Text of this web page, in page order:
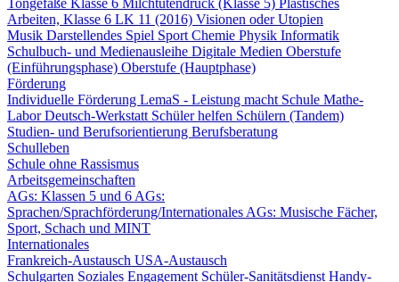
Tongefäße Klasse 6 Milchtütendruck (Klasse 5) Plastisches
Arbeiten, Klasse 6 LK 11 (2016) Visionen oder Utopien
Musik Darstellendes Spiel Sport Chemie Physik Informatik
Schulbuch- und Medienausleihe Digitale Medien Oberstufe
(Einführungsphase) Oberstufe (Hauptphase)
Förderung
Individuelle Förderung LemaS - Leistung macht Schule Mathe-
LaborDeutsch-Werkstatt Schüler helfen Schülern (Tandem)
Studien- und Berufsorientierung Berufsberatung
Schulleben
Schule ohne Rassismus
Arbeitsgemeinschaften
AGs: Klassen 5 und 6 AGs:
Sprachen/Sprachförderung/Internationales AGs: Musische Fächer,
Sport, Schach und MINT
Internationales
Frankreich-Austausch USA-Austausch
Schulgarten Soziales Engagement Schüler-Sanitätsdienst Handy-